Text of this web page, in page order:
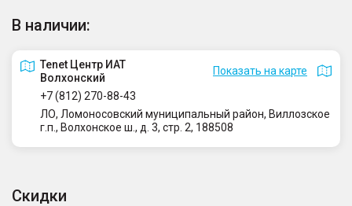
В наличии:
Tenet Центр ИАТ
Волхонский
Показать на карте
+7 (812) 270-88-43
ЛО, Ломоносовский муниципальный район, Виллозское
г.п., Волхонское ш., д. 3, стр. 2, 188508
Скидки